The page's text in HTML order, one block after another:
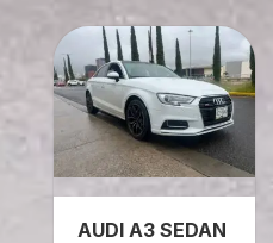
AUDI A3 SEDAN